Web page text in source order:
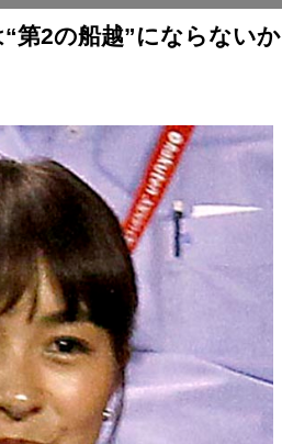
第2の船越”にならないか